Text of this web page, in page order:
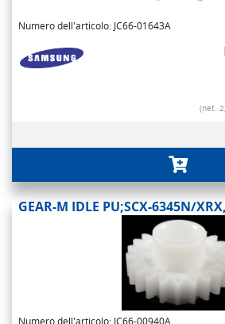
Numero dell'articolo: JC66-01643A
(net.
GEAR-M IDLE PU;SCX-6345N/